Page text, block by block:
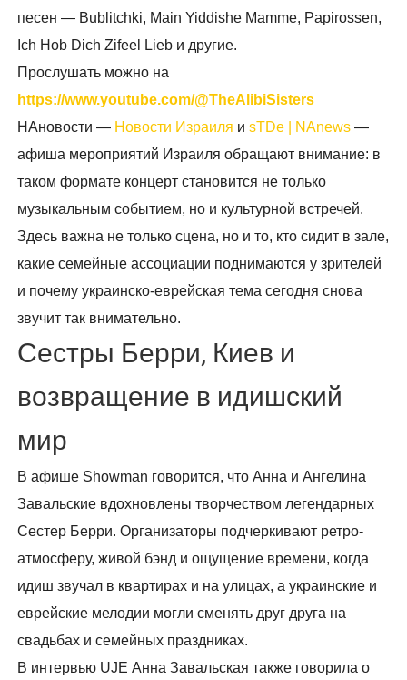
песен — Bublitchki, Main Yiddishe Mamme, Papirossen,
Ich Hob Dich Zifeel Lieb и другие.
Прослушать можно на
https://www.youtube.com/@TheAlibiSisters
НАновости — Новости Израиля иsTDe | NAnews —
афиша мероприятий Израиля обращают внимание: в
таком формате концерт становится не только
музыкальным событием, но и культурной встречей.
Здесь важна не только сцена, но и то, кто сидит в зале,
какие семейные ассоциации поднимаются у зрителей
и почему украинско-еврейская тема сегодня снова
звучит так внимательно.
Сестры Берри, Киев и
возвращение в идишский
мир
В афише Showman говорится, что Анна и Ангелина
Завальские вдохновлены творчеством легендарных
Сестер Берри. Организаторы подчеркивают ретро-
атмосферу, живой бэнд и ощущение времени, когда
идиш звучал в квартирах и на улицах, а украинские и
еврейские мелодии могли сменять друг друга на
свадьбах и семейных праздниках.
В интервью UJE Анна Завальская также говорила о